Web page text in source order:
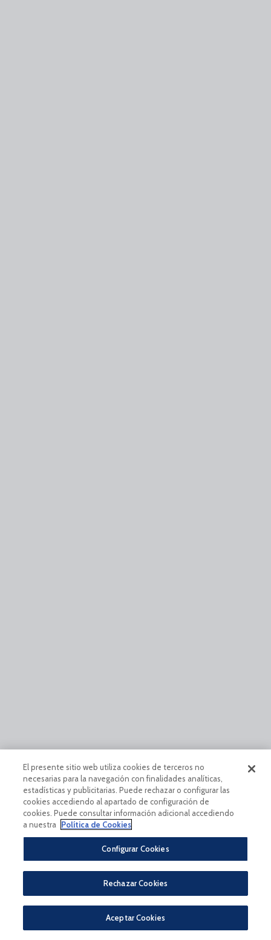
El presente sitio web utiliza cookies de terceros no
necesarias para la navegación con finalidades analíticas,
estadísticas y publicitarias. Puede rechazar o configurar las
cookies accediendo al apartado de configuración de
cookies. Puede consultar información adicional accediendo
a nuestra
Política de Cookies
Configurar Cookies
Rechazar Cookies
Aceptar Cookies